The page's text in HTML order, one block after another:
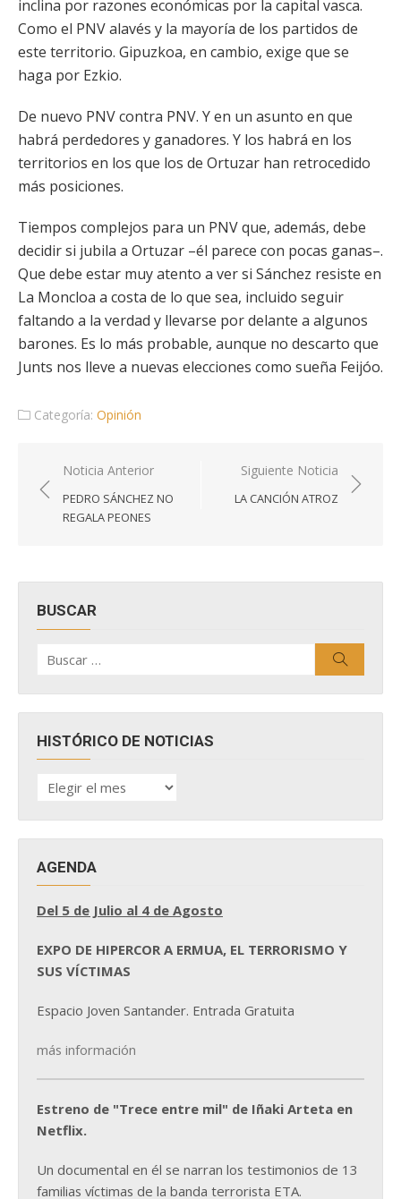
inclina por razones económicas por la capital vasca.
Como el PNV alavés y la mayoría de los partidos de
este territorio. Gipuzkoa, en cambio, exige que se
haga por Ezkio.
De nuevo PNV contra PNV. Y en un asunto en que
habrá perdedores y ganadores. Y los habrá en los
territorios en los que los de Ortuzar han retrocedido
más posiciones.
Tiempos complejos para un PNV que, además, debe
decidir si jubila a Ortuzar –él parece con pocas ganas–.
Que debe estar muy atento a ver si Sánchez resiste en
La Moncloa a costa de lo que sea, incluido seguir
faltando a la verdad y llevarse por delante a algunos
barones. Es lo más probable, aunque no descarto que
Junts nos lleve a nuevas elecciones como sueña Feijóo.
Categoría: Opinión
Navegación
de
entradas
Noticia Anterior
PEDRO SÁNCHEZ NO
REGALA PEONES
Siguiente Noticia
LA CANCIÓN ATROZ
BUSCAR
por:
HISTÓRICO DE NOTICIAS
HISTÓRICO
DE
AGENDA
Del 5 de Julio al 4 de Agosto
EXPO DE HIPERCOR A ERMUA, EL TERRORISMO Y
SUS VÍCTIMAS
Espacio Joven Santander. Entrada Gratuita
más información
Estreno de "Trece entre mil" de Iñaki Arteta en
Netflix.
Un documental en él se narran los testimonios de 13
familias víctimas de la banda terrorista ETA.